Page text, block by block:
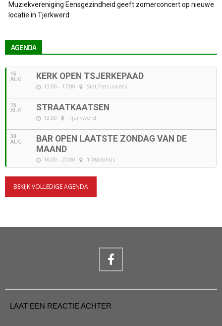
Muziekvereniging Eensgezindheid geeft zomerconcert op nieuwe
locatie in Tjerkwerd
AGENDA
15
AUG KERK OPEN TSJERKEPAAD
13:00 - 17:00 Sint Petruskerk
15
AUG STRAATKAATSEN
13:00 Tjerkwerd
30
AUG
BAR OPEN LAATSTE ZONDAG VAN DE
MAAND
16:00 - 20:00 't Waltahûs
BEKIJK VOLLEDIGE AGENDA
LAAT EEN REACTIE ACHTER